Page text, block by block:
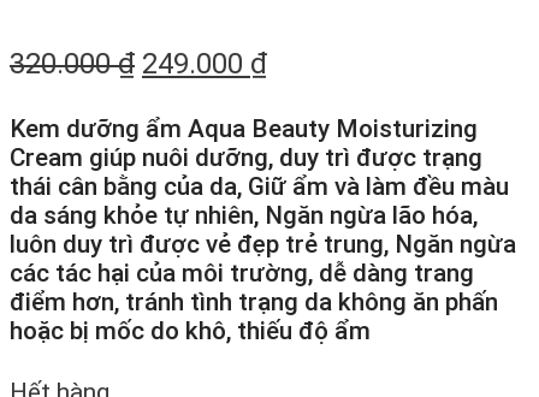
320.000₫ 249.000 ₫
Kem dưỡng ẩm Aqua Beauty Moisturizing
Cream giúp nuôi dưỡng, duy trì được trạng
thái cân bằng của da, Giữ ẩm và làm đều màu
da sáng khỏe tự nhiên, Ngăn ngừa lão hóa,
luôn duy trì được vẻ đẹp trẻ trung, Ngăn ngừa
các tác hại của môi trường, dễ dàng trang
điểm hơn, tránh tình trạng da không ăn phấn
hoặc bị mốc do khô, thiếu độ ẩm